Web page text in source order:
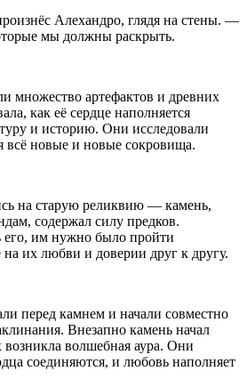
Алехандро, глядя на стены. —
мы должны раскрыть.
множество артефактов и древних
как её сердце наполняется
и историю. Они исследовали
всё новые и новые сокровища.
на старую реликвию — камень,
содержал силу предков.
его, им нужно было пройти
их любви и доверии друг к другу.
перед камнем и начали совместно
Внезапно камень начал
возникла волшебная аура. Они
соединяются, и любовь наполняет